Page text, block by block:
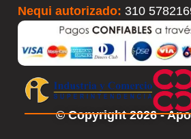
Nequi autorizado: 310
© Copyright 2026 -